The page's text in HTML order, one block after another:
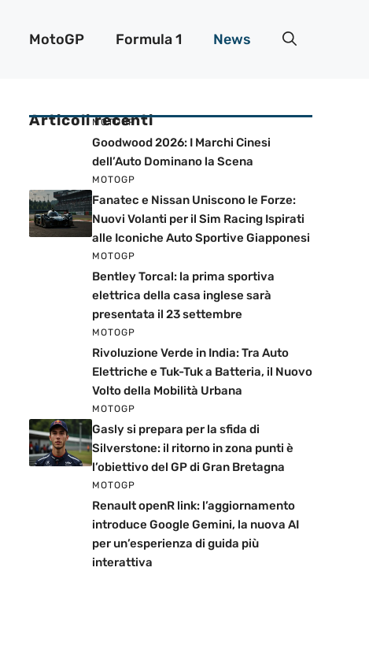
MotoGP Formula 1 News
Articoli recenti
MOTOGP
Goodwood 2026: I Marchi Cinesi
dell’Auto Dominano la Scena
MOTOGP
Fanatec e Nissan Uniscono le Forze:
Nuovi Volanti per il Sim Racing Ispirati
alle Iconiche Auto Sportive Giapponesi
MOTOGP
Bentley Torcal: la prima sportiva
elettrica della casa inglese sarà
presentata il 23 settembre
MOTOGP
Rivoluzione Verde in India: Tra Auto
Elettriche e Tuk-Tuk a Batteria, il Nuovo
Volto della Mobilità Urbana
MOTOGP
Gasly si prepara per la sfida di
Silverstone: il ritorno in zona punti è
l’obiettivo del GP di Gran Bretagna
MOTOGP
Renault openR link: l’aggiornamento
introduce Google Gemini, la nuova AI
per un’esperienza di guida più
interattiva